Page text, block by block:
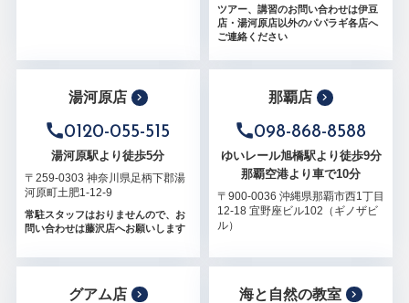
ツアー、講習のお問い合わせは伊豆
店・湯河原店以外のパパラギ各店へ
ご連絡ください
湯河原店
0120-055-515
湯河原駅より徒歩5分
〒259-0303 神奈川県足柄下郡湯
河原町土肥1-12-9
常駐スタッフはおりませんので、お
問い合わせは藤沢店へお願いします
那覇店
098-868-8588
ゆいレール旭橋駅より徒歩9分
那覇空港より車で10分
〒900-0036 沖縄県那覇市西1丁目
12-18 宜野座ビル102（ギノザビ
ル）
グアム店 海と自然の教室